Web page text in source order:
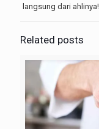
langsung dari ahlinya!
Related posts